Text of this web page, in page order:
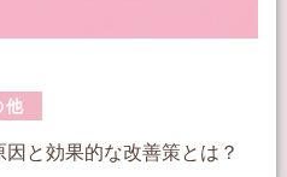
他
と効果的な改善策とは？